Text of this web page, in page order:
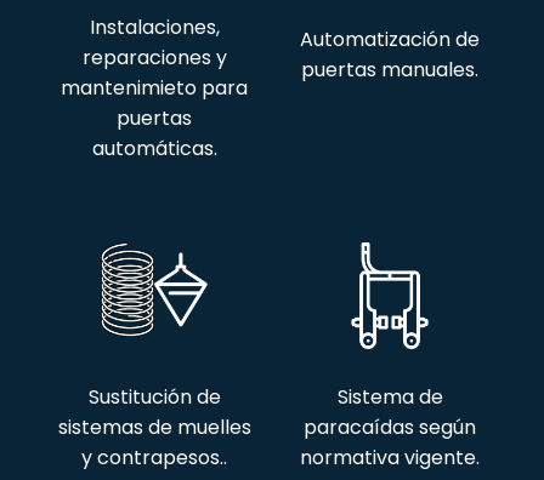
Instalaciones,
reparaciones y
mantenimieto para
puertas
automáticas.
Automatización de
puertas manuales.
Sustitución de
sistemas de muelles
y contrapesos..
Sistema de
paracaídas según
normativa vigente.